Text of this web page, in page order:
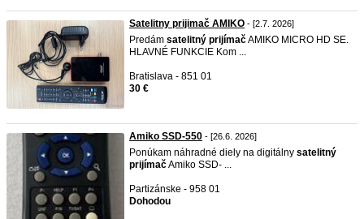
Satelitny prijimač AMIKO - [2.7. 2026]
Predám satelitný prijímačAMIKO MICRO HD SE.
HLAVNÉ FUNKCIE Kom ...
Bratislava - 851 01
30 €
Amiko SSD-550 - [26.6. 2026]
Ponúkam náhradné diely na digitálny satelitný
prijímačAmiko SSD- ...
Partizánske - 958 01
Dohodou